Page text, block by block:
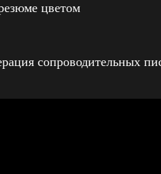
цветом
сопроводительных